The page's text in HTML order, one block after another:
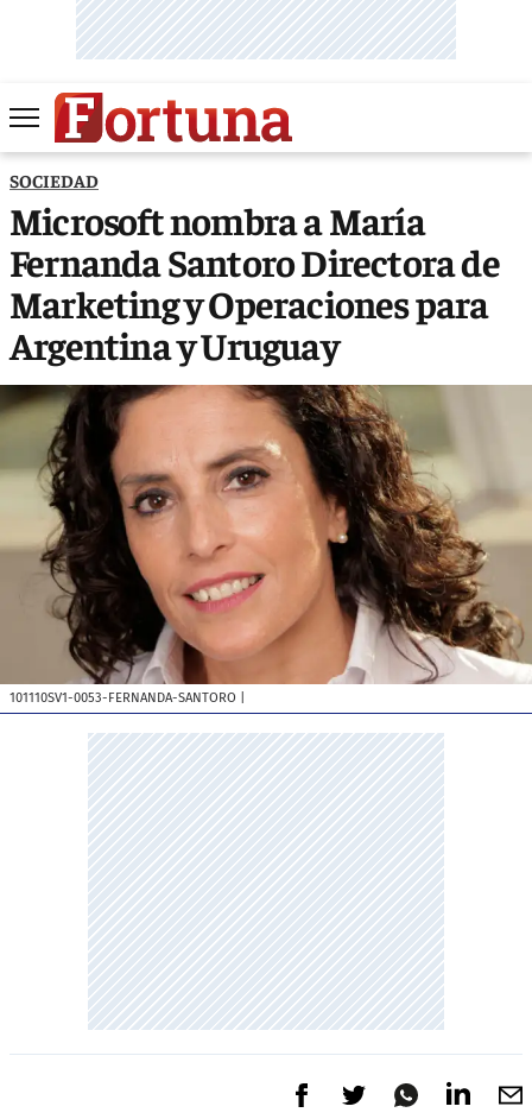
SOCIEDAD
Microsoft nombra a María
Fernanda Santoro Directora de
Marketing y Operaciones para
Argentina y Uruguay
101110SV1-0053-FERNANDA-SANTORO